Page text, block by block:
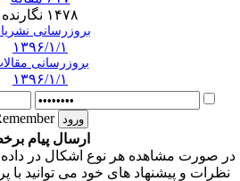
۱۴۷۸ نگارنده
بروزرسانی
۱۳۹۶/۱/۱
بروزرسانی
۱۳۹۶/۱/۱
ارسال پیام
در صورت مشاهده هر نوع اشکال در داده
نظرات و پیشنهاد های خود می توانید با